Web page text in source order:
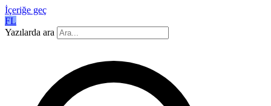
İçeriğe geç
FL
Yazılarda ara